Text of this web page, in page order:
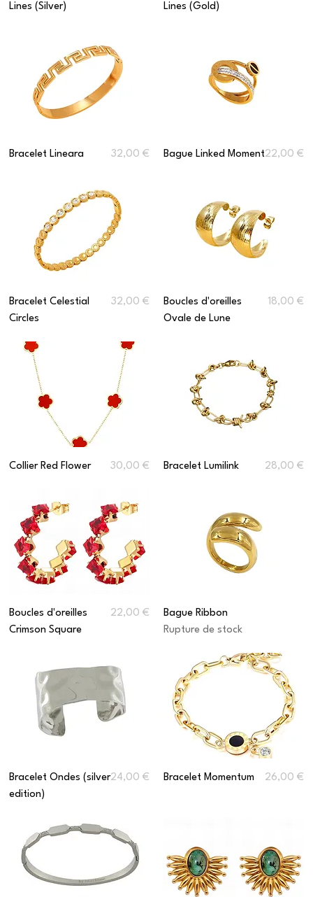
Lines (Silver)
Lines (Gold)
Bracelet Lineara Prix
32,00 € Bague Linked MomentPrix
22,00 €
Bracelet Celestial
Circles
Prix
32,00 €
Boucles d'oreilles
Ovale de Lune
Prix
18,00 €
Collier Red Flower Prix
30,00 € Bracelet Lumilink Prix
28,00 €
Boucles d'oreilles
Crimson Square
Prix
22,00 €
Bague Ribbon
Rupture de stock
Bracelet Ondes (silver
edition)
Prix
24,00 € Bracelet Momentum Prix
26,00 €